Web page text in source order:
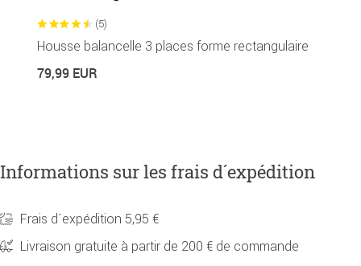
(5)
Housse balancelle 3 places forme rectangulaire
79,99 EUR
Informations sur les frais d´expédition
Frais d´expédition 5,95 €
Livraison gratuite à partir de 200 € de commande